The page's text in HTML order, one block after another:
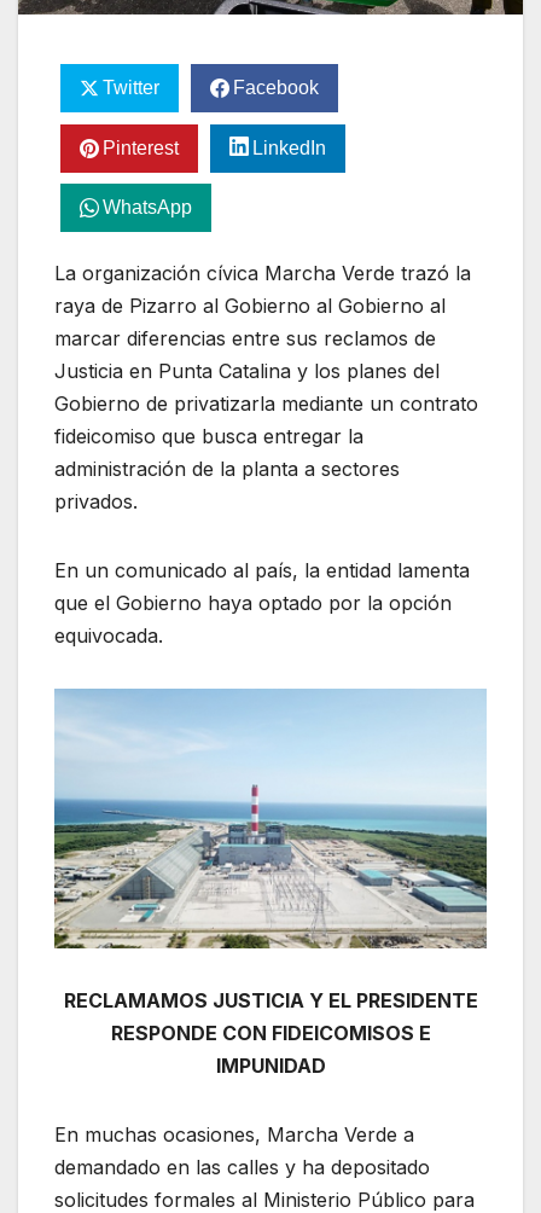
Twitter Facebook
Pinterest LinkedIn
WhatsApp
La organización cívica Marcha Verde trazó la
raya de Pizarro al Gobierno al Gobierno al
marcar diferencias entre sus reclamos de
Justicia en Punta Catalina y los planes del
Gobierno de privatizarla mediante un contrato
fideicomiso que busca entregar la
administración de la planta a sectores
privados.
En un comunicado al país, la entidad lamenta
que el Gobierno haya optado por la opción
equivocada.
RECLAMAMOS JUSTICIA Y EL PRESIDENTE
RESPONDE CON FIDEICOMISOS E
IMPUNIDAD
En muchas ocasiones, Marcha Verde a
demandado en las calles y ha depositado
solicitudes formales al Ministerio Público para